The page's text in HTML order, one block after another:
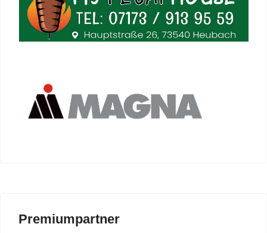
Premiumpartner